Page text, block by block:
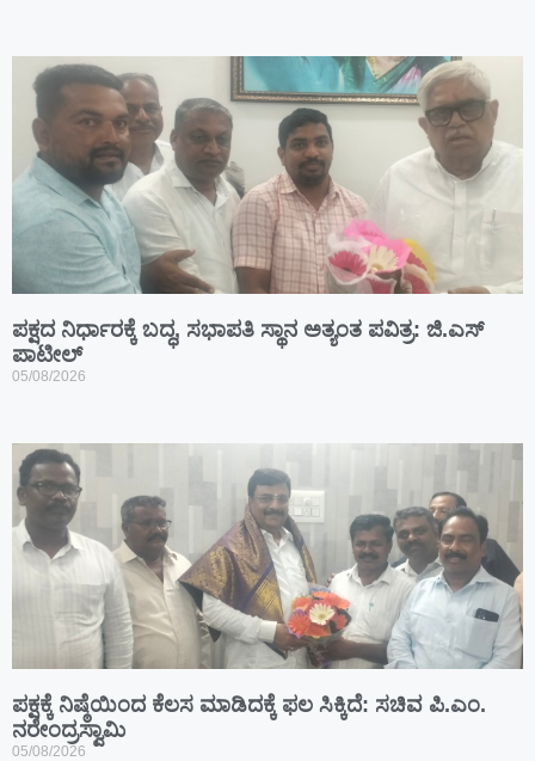
ಪಕ್ಷದ ನಿರ್ಧಾರಕ್ಕೆ ಬದ್ಧ, ಸಭಾಪತಿ ಸ್ಥಾನ ಅತ್ಯಂತ ಪವಿತ್ರ: ಜಿ.ಎಸ್
ಪಾಟೀಲ್
05/08/2026
ಪಕ್ಷಕ್ಕೆ ನಿಷ್ಠೆಯಿಂದ ಕೆಲಸ ಮಾಡಿದಕ್ಕೆ ಫಲ ಸಿಕ್ಕಿದೆ: ಸಚಿವ ಪಿ.ಎಂ.
ನರೇಂದ್ರಸ್ವಾಮಿ
05/08/2026